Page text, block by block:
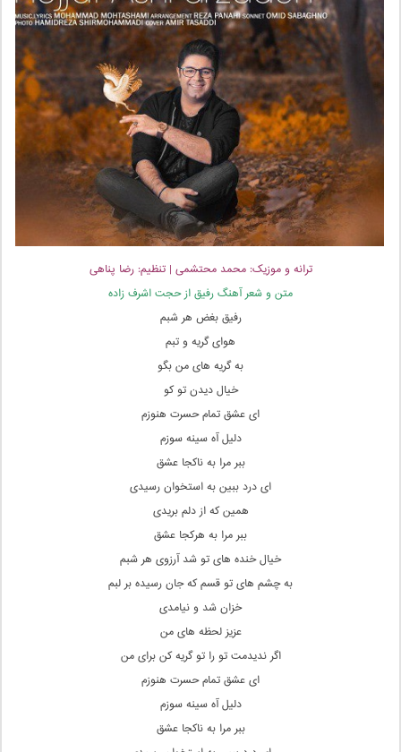
ترانه و موزیک: محمد محتشمی | تنظیم: رضا پناهی
متن و شعر آهنگ رفیق از حجت اشرف زاده
رفیق بغض هر شبم
هوای گریه و تبم
به گریه های من بگو
خیال دیدن تو کو
ای عشق تمام حسرت هنوزم
دلیل آه سینه سوزم
ببر مرا به ناکجا عشق
ای درد ببین به استخوان رسیدی
همین که از دلم بریدی
ببر مرا به هرکجا عشق
خیال خنده های تو شد آرزوی هر شبم
به چشم های تو قسم که جان رسیده بر لبم
خزان شد و نیامدی
عزیز لحظه های من
اگر ندیدمت تو را تو گریه کن برای من
ای عشق تمام حسرت هنوزم
دلیل آه سینه سوزم
ببر مرا به ناکجا عشق